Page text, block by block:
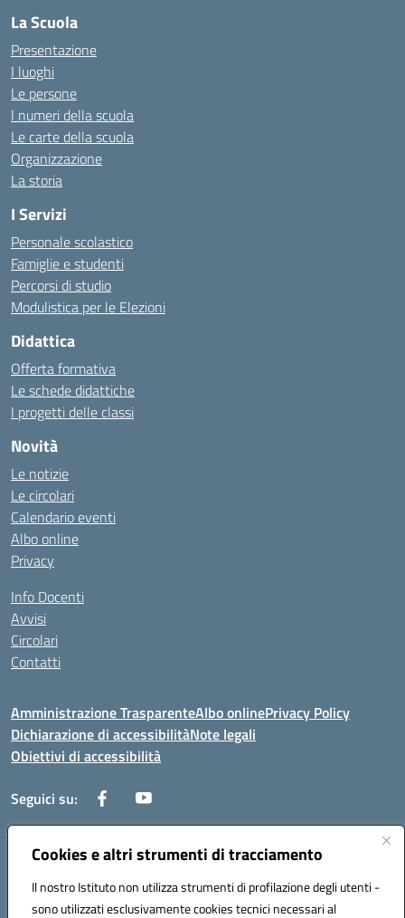
Cookies e altri strumenti di tracciamento
Il nostro Istituto non utilizza strumenti di profilazione degli utenti -
sono utilizzati esclusivamente cookies tecnici necessari al
La Scuola
Presentazione
I luoghi
Le persone
I numeri della scuola
Le carte della scuola
Organizzazione
La storia
I Servizi
Personale scolastico
Famiglie e studenti
Percorsi di studio
Modulistica per le Elezioni
Didattica
Offerta formativa
Le schede didattiche
I progetti delle classi
Novità
Le notizie
Le circolari
Calendario eventi
Albo online
Privacy
Info Docenti
Avvisi
Circolari
Contatti
Amministrazione TrasparenteAlbo onlinePrivacy Policy
Dichiarazione di accessibilitàNote legali
Obiettivi di accessibilità
Seguici su:
Corso Roma, 1 71100 FOGGIA (FG)
Codice meccanografico: FGPM03000E